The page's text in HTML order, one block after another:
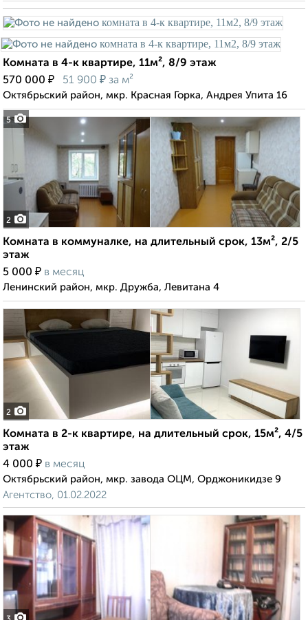
5
Комната в 4-к квартире, 11м², 8/9 этаж
570 000 ₽ 51 900 ₽ за м²
Октябрьский район, мкр. Красная Горка, Андрея Упита 16
2
Комната в коммуналке, на длительный срок, 13м², 2/5
этаж
5 000 ₽ в месяц
Ленинский район, мкр. Дружба, Левитана 4
2
Комната в 2-к квартире, на длительный срок, 15м², 4/5
этаж
4 000 ₽ в месяц
Октябрьский район, мкр. завода ОЦМ, Орджоникидзе 9
Агентство, 01.02.2022